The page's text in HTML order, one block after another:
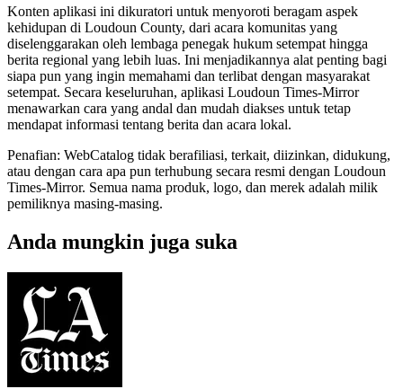
Konten aplikasi ini dikuratori untuk menyoroti beragam aspek
kehidupan di Loudoun County, dari acara komunitas yang
diselenggarakan oleh lembaga penegak hukum setempat hingga
berita regional yang lebih luas. Ini menjadikannya alat penting bagi
siapa pun yang ingin memahami dan terlibat dengan masyarakat
setempat. Secara keseluruhan, aplikasi Loudoun Times-Mirror
menawarkan cara yang andal dan mudah diakses untuk tetap
mendapat informasi tentang berita dan acara lokal.
Penafian: WebCatalog tidak berafiliasi, terkait, diizinkan, didukung,
atau dengan cara apa pun terhubung secara resmi dengan Loudoun
Times-Mirror. Semua nama produk, logo, dan merek adalah milik
pemiliknya masing-masing.
Anda mungkin juga suka